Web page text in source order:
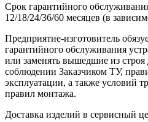
Срок гарантийного
12/18/24/36/60 месяцев (в
Предприятие-изготовитель
гарантийного обслуживания
или заменять вышедшие из строя
соблюдении Заказчиком ТУ,
эксплуатации, а также условий
правил монтажа.
Доставка изделий в сервисный